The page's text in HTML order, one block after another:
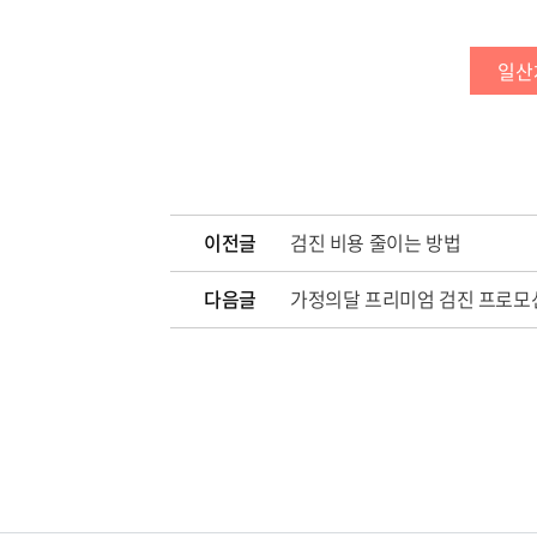
일
이전글 검진 비용 줄이는 방법
다음글
가정의달 프리미엄 검진 프로모